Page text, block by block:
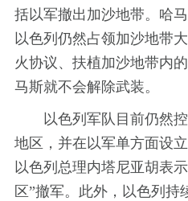
括以军撤出加沙地带。哈
以色列仍然占领加沙地带
火协议、扶植加沙地带内
马斯就不会解除武装。
以色列军队目前仍然控
地区，并在以军单方面设
以色列总理内塔尼亚胡表
区”撤军。此外，以色列持